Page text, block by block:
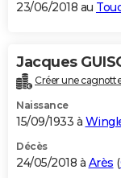
23/06/2018 au
Jacques
Créer une
Naissance
15/09/1933 à
Décès
24/05/2018 à Arès (